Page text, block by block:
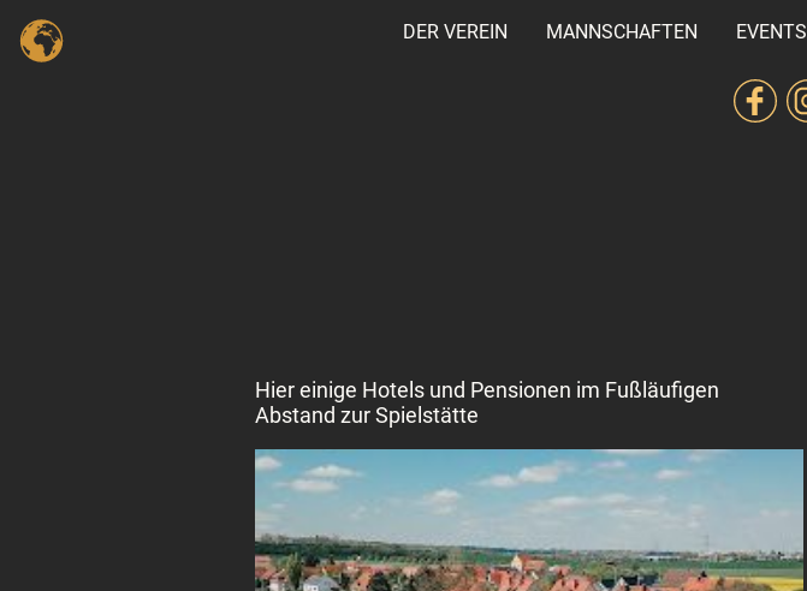
DER VEREIN MANNSCHAFTEN EVENTS
Hier einige Hotels und Pensionen im Fußläufigen
Abstand zur Spielstätte